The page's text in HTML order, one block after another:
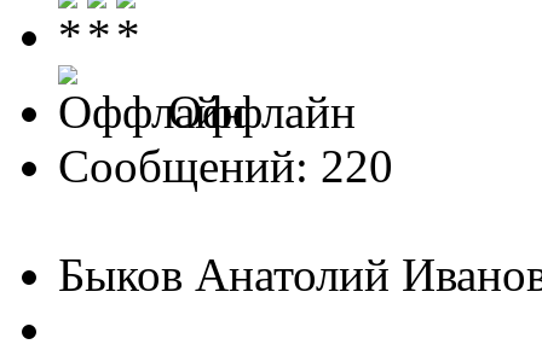
Оффлайн
Сообщений: 220
Быков Анатолий